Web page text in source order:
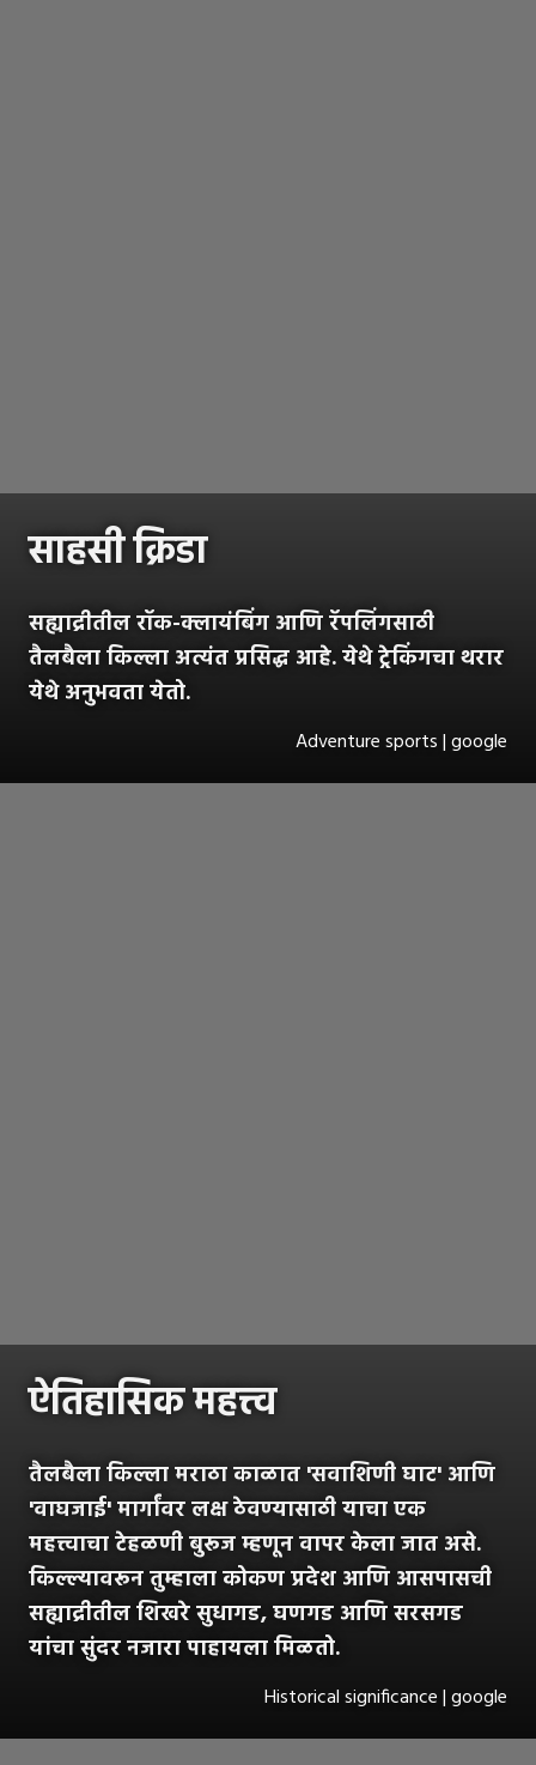
साहसी क्रिडा
सह्याद्रीतील रॉक-क्लायंबिंग आणि रॅपलिंगसाठी
तैलबैला किल्ला अत्यंत प्रसिद्ध आहे. येथे ट्रेकिंगचा थरार
येथे अनुभवता येतो.
Adventure sports | google
ऐतिहासिक महत्त्व
तैलबैला किल्ला मराठा काळात 'सवाशिणी घाट' आणि
'वाघजाई' मार्गांवर लक्ष ठेवण्यासाठी याचा एक
महत्त्वाचा टेहळणी बुरूज म्हणून वापर केला जात असे.
किल्ल्यावरून तुम्हाला कोकण प्रदेश आणि आसपासची
सह्याद्रीतील शिखरे सुधागड, घणगड आणि सरसगड
यांचा सुंदर नजारा पाहायला मिळतो.
Historical significance | google